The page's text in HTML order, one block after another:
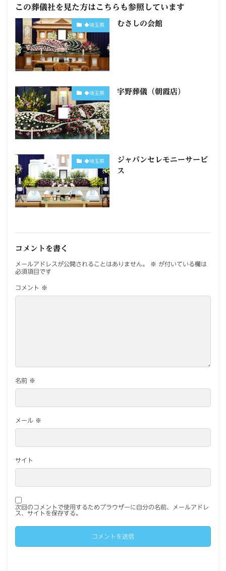
この葬儀社を見た方はこちらも参照しています
◆埼玉県 むさしの会館
◆埼玉県 宇野葬儀（朝霞店）
◆埼玉県
ジャパンセレモニーサービ
ス
コメントを書く
メールアドレスが公開されることはありません。 ※ が付いている欄は
必須項目です
コメント ※
名前 ※
メール ※
サイト
次回のコメントで使用するためブラウザーに自分の名前、メールアドレ
ス、サイトを保存する。